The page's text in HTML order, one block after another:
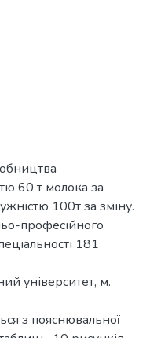
60 т молока за
100т за зміну.
професійного
181
університет, м.
з пояснювальної